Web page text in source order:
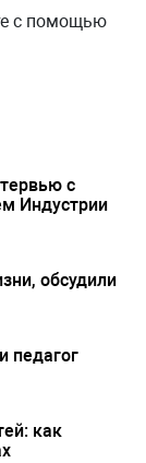
с помощью
с
Индустрии
обсудили
педагог
как